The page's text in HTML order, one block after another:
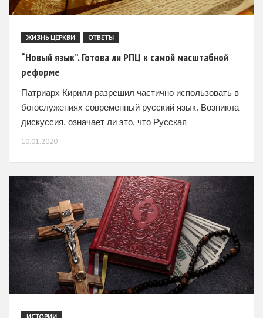
ЖИЗНЬ ЦЕРКВИ ОТВЕТЫ
“Новый язык”. Готова ли РПЦ к самой масштабной
реформе
Патриарх Кирилл разрешил частично использовать в
богослужениях современный русский язык. Возникла
дискуссия, означает ли это, что Русская
православная церковь откажется от служб на
10.01.2020